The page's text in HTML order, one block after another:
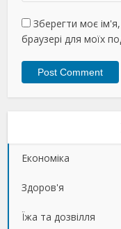
Зберегти моє
браузері для моїх
Економіка
Здоров'я
Їжа та дозвілля